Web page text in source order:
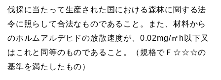
伐採に当たって生産された国における森林に関する法
令に照らして合法なものであること。また、材料から
のホルムアルデヒドの放散速度が、0.02mg/㎡h以下又
はこれと同等のものであること。（規格でＦ☆☆☆の
基準を満たしたもの）